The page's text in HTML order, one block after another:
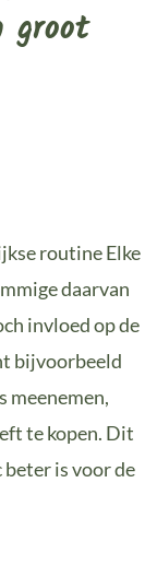
groot
routine Elke
daarvan
invloed op de
bijvoorbeeld
meenemen,
te kopen. Dit
is voor de